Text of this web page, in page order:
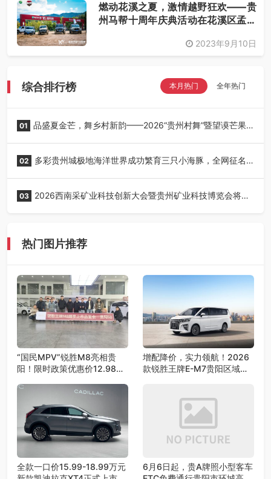
燃动花溪之夏，激情越野狂欢——贵
州马帮十周年庆典活动在花溪区孟关
2023年9月10日
综合排行榜 本月热门 全年热门
01 品盛夏金芒，舞乡村新韵——2026“贵州村舞”暨望谟芒果
02 多彩贵州城极地海洋世界成功繁育三只小海豚，全网征名
03 2026西南采矿业科技创新大会暨贵州矿业科技博览会将在
热门图片推荐
“国民MPV”锐胜M8亮相贵
阳！限时政策优惠价12.98万
增配降价，实力领航！2026
款锐胜王牌E-M7贵阳区域荣
全款一口价15.99-18.99万元
6月6日起，贵A牌照小型客车